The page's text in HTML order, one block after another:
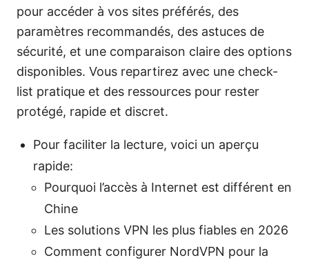
pour accéder à vos sites préférés, des
paramètres recommandés, des astuces de
sécurité, et une comparaison claire des options
disponibles. Vous repartirez avec une check-
list pratique et des ressources pour rester
protégé, rapide et discret.
Pour faciliter la lecture, voici un aperçu
rapide:
Pourquoi l’accès à Internet est différent en
Chine
Les solutions VPN les plus fiables en 2026
Comment configurer NordVPN pour la